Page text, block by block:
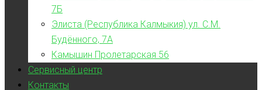
7Б
Элиста (Республика Калмыкия) ул. С.М.
Будённого, 7А
Камышин Пролетарская 56
Сервисный центр
Контакты